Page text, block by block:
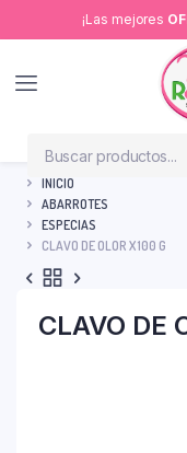
¡Las mejores
INICIO
ABARROTES
ESPECIAS
CLAVO DE OLOR X 100 G
CLAVO DE